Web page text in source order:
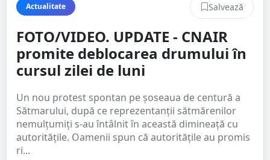
Actualitate Salvează
FOTO/VIDEO. UPDATE - CNAIR
promite deblocarea drumului în
cursul zilei de luni
Un nou protest spontan pe șoseaua de centură a
Sătmarului, după ce reprezentanții sătmărenilor
nemulțumiți s-au întâlnit în această dimineață cu
autoritățile. Oamenii spun că autoritățile au promis
ri...